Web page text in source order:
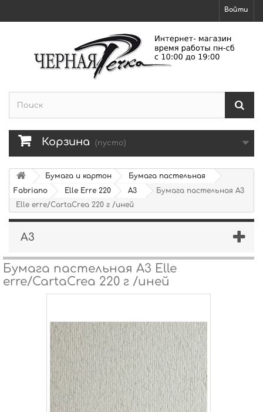
Войти
Корзина (пусто)
Бумага и картон
Бумага пастельная
Fabriano
Elle Erre 220 А3
Бумага пастельная А3
Elle erre/CartaCrea 220 г /иней
А3
Бумага пастельная А3 Elle
erre/CartaCrea 220 г /иней